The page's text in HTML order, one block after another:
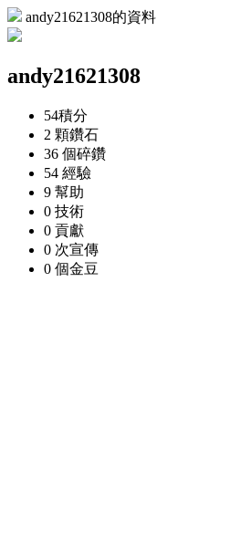
andy21621308的資料
andy21621308
54積分
2 顆鑽石
36 個碎鑽
54 經驗
9 幫助
0 技術
0 貢獻
0 次宣傳
0 個金豆